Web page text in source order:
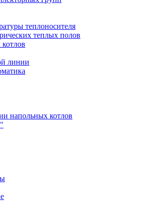
теплоносителя
теплых полов
линии
напольных котлов